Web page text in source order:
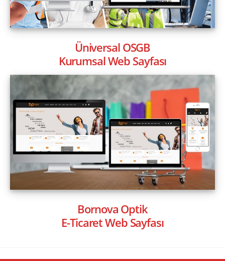
Üniversal OSGB
Kurumsal Web Sayfası
Bornova Optik
E-Ticaret Web Sayfası